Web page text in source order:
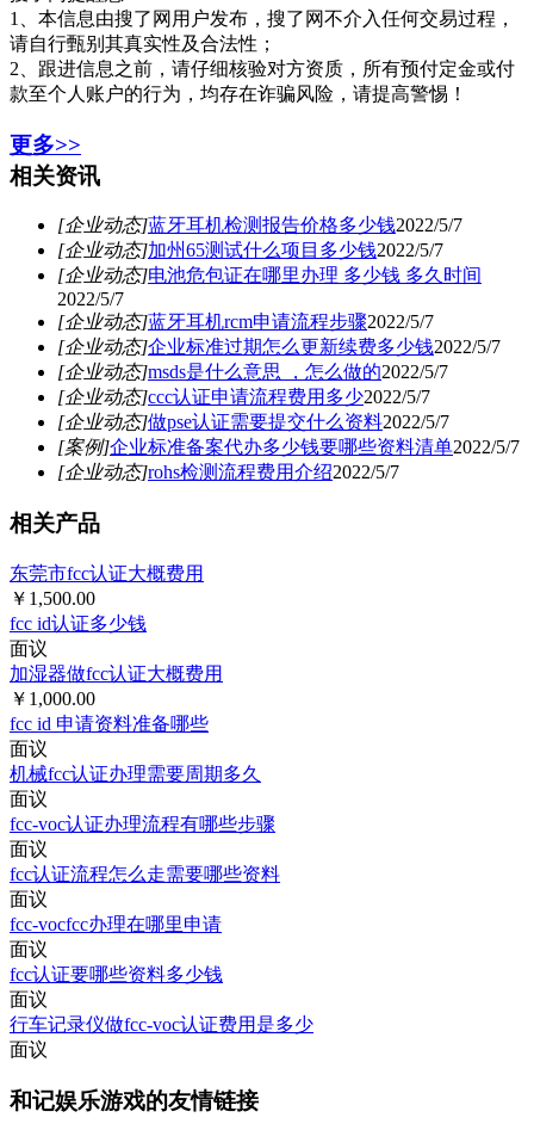
1、本信息由搜了网用户发布，搜了网不介入任何交易过程，
请自行甄别其真实性及合法性；
2、跟进信息之前，请仔细核验对方资质，所有预付定金或付
款至个人账户的行为，均存在诈骗风险，请提高警惕！
更多>>
相关资讯
[企业动态]蓝牙耳机检测报告价格多少钱2022/5/7
[企业动态]加州65测试什么项目多少钱2022/5/7
[企业动态]电池危包证在哪里办理 多少钱 多久时间
2022/5/7
[企业动态]蓝牙耳机rcm申请流程步骤2022/5/7
[企业动态]企业标准过期怎么更新续费多少钱2022/5/7
[企业动态]msds是什么意思 ，怎么做的2022/5/7
[企业动态]ccc认证申请流程费用多少2022/5/7
[企业动态]做pse认证需要提交什么资料2022/5/7
[案例]企业标准备案代办多少钱要哪些资料清单2022/5/7
[企业动态]rohs检测流程费用介绍2022/5/7
相关产品
东莞市fcc认证大概费用
￥1,500.00
fcc id认证多少钱
面议
加湿器做fcc认证大概费用
￥1,000.00
fcc id 申请资料准备哪些
面议
机械fcc认证办理需要周期多久
面议
fcc-voc认证办理流程有哪些步骤
面议
fcc认证流程怎么走需要哪些资料
面议
fcc-vocfcc办理在哪里申请
面议
fcc认证要哪些资料多少钱
面议
行车记录仪做fcc-voc认证费用是多少
面议
和记娱乐游戏的友情链接